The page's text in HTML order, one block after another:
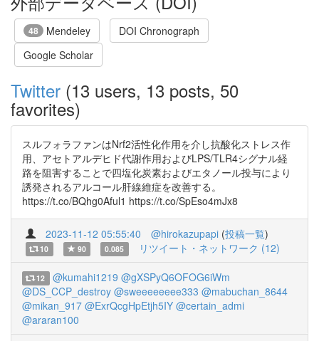
48 Mendeley
DOI Chronograph
Google Scholar
Twitter (13 users, 13 posts, 50
favorites)
スルフォラファンはNrf2活性化作用を介し抗酸化ストレス作
用、アセトアルデヒド代謝作用およびLPS/TLR4シグナル経
路を阻害することで四塩化炭素およびエタノール投与により
誘発されるアルコール肝線維症を改善する。
https://t.co/BQhg0Aful1 https://t.co/SpEso4mJx8
2023-11-12 05:55:40 @hirokazupapi (投稿一覧)
10 90 0.085 リツイート・ネットワーク (12)
12 @kumahi1219 @gXSPyQ6OFOG6iWm
@DS_CCP_destroy @sweeeeeeee333 @mabuchan_8644
@mikan_917 @ExrQcgHpEtjh5IY @certain_admi
@araran100